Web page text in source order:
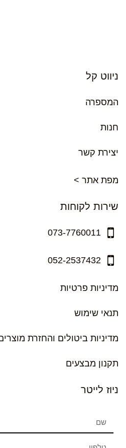
ניווט קל
המספרה
חנות
יצירת קשר
מפת אתר >
שירות לקוחות
073-7760011
052-2537432
מדיניות פרטיות
תנאי שימוש
מדיניות ביטולים והחזרת
תקנון מבצעים
ניוז לייטר